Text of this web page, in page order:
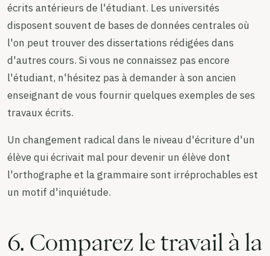
écrits antérieurs de l'étudiant. Les universités
disposent souvent de bases de données centrales où
l'on peut trouver des dissertations rédigées dans
d'autres cours. Si vous ne connaissez pas encore
l'étudiant, n'hésitez pas à demander à son ancien
enseignant de vous fournir quelques exemples de ses
travaux écrits.
Un changement radical dans le niveau d'écriture d'un
élève qui écrivait mal pour devenir un élève dont
l'orthographe et la grammaire sont irréprochables est
un motif d'inquiétude.
6. Comparez le travail à la